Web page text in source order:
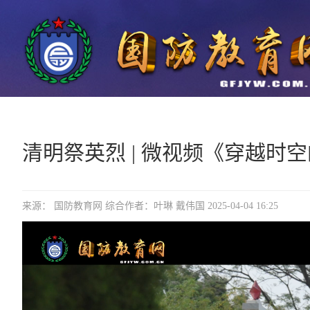
清明祭英烈 | 微视频《穿越时
来源： 国防教育网 综合作者：叶琳 戴伟国 2025-04-04 16:25